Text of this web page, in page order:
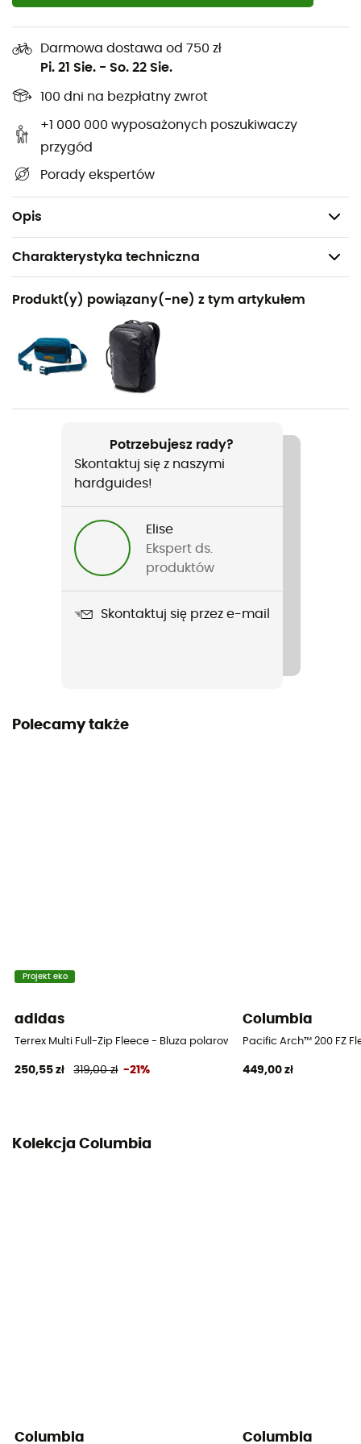
Darmowa dostawa od 750 zł
Pi. 21 Sie. - So. 22 Sie.
100 dni na bezpłatny zwrot
+1 000 000 wyposażonych poszukiwaczy
przygód
Porady ekspertów
Opis
Nie musisz już wybierać między komfortem a
wydajnością: towarzyszy Ci wszędzie, czy to na spacerze
Gotowy, aby stawić czoła żywiołom z pewnością siebie?
Załóż swoją bluzę polarową i ruszaj na przygodę!
Stójka z zapięciem na zatrzaski
Kieszeń na piersi z zamkiem
Mikropolar Sherpa 100% poliester
Charakterystyka techniczna
Polecane dla
Turystyka piesza / Trekking / Narty / Sporty zimowe
Rodzaj
Mężczyźni
Nazwa produktu
[principale] Poils sherpa - 100 % polyester
Produkt(y) powiązany(-ne) z tym artykułem
Potrzebujesz rady?
Skontaktuj się z naszymi
hardguides!
Elise
Ekspert ds.
produktów
Skontaktuj się przez e-mail
Polecamy także
Projekt eko
adidas
Terrex Multi Full-Zip Fleece - Bluza polarowa meska
250,55 zł 319,00 zł -21%
Columbia
Pacific Arch™ 200 FZ
449,00 zł
Kolekcja Columbia
Columbia Columbia